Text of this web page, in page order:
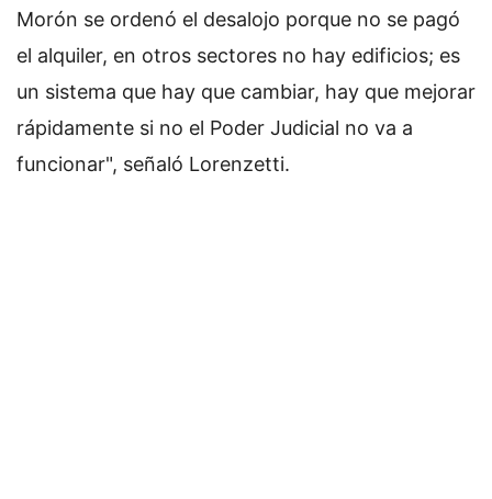
Morón se ordenó el desalojo porque no se pagó
el alquiler, en otros sectores no hay edificios; es
un sistema que hay que cambiar, hay que mejorar
rápidamente si no el Poder Judicial no va a
funcionar", señaló Lorenzetti.